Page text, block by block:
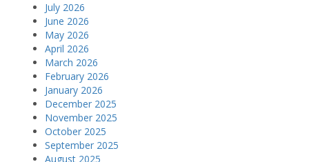
July 2026
June 2026
May 2026
April 2026
March 2026
February 2026
January 2026
December 2025
November 2025
October 2025
September 2025
August 2025